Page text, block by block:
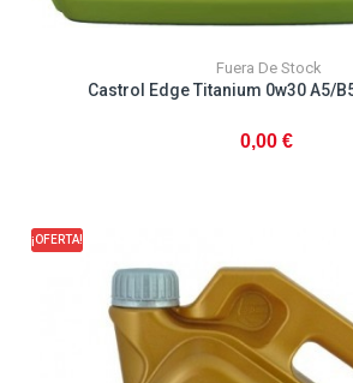
Fuera De Stock
Castrol Edge Titanium 0w30 A5/
0,00 €
¡OFERTA!